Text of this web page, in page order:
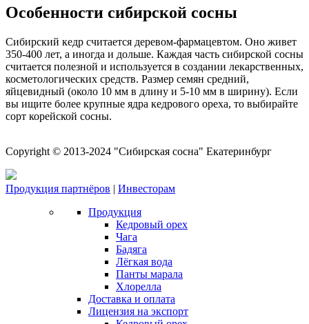
Особенности сибирской сосны
Сибирский кедр считается деревом-фармацевтом. Оно живет
350-400 лет, а иногда и дольше. Каждая часть сибирской сосны
считается полезной и используется в создании лекарственных,
косметологических средств. Размер семян средний,
яйцевидный (около 10 мм в длину и 5-10 мм в ширину). Если
вы ищите более крупные ядра кедрового ореха, то выбирайте
сорт корейской сосны.
Copyright © 2013-2024 "Сибирская сосна" Екатеринбург
Продукция партнёров | Инвесторам
Продукция
Кедровый орех
Чага
Бадяга
Лёгкая вода
Панты марала
Хлорелла
Доставка и оплата
Лицензия на экспорт